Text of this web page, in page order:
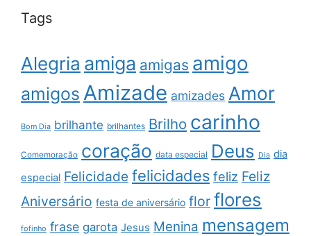
Tags
Alegria amiga amigas amigo
amigos Amizade amizades Amor
Bom Dia brilhante brilhantes Brilho carinho
Comemoração coração data especial Deus Dia dia
especial Felicidade felicidades feliz Feliz
Aniversário festa de aniversário flor flores
fofinho frase garota Jesus Menina mensagem